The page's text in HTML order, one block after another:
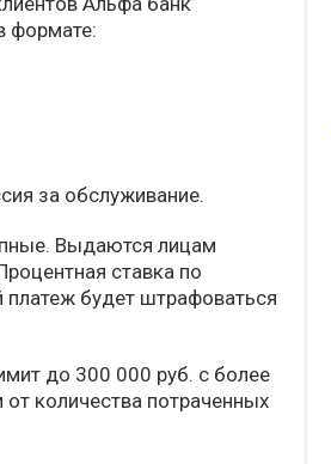
формате:
за обслуживание.
Выдаются лицам
ставка по
платеж будет штрафоваться
до 300 000 руб. с более
количества потраченных